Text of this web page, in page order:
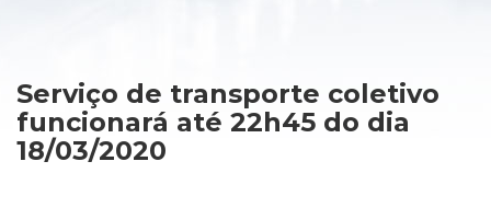
Serviço de transporte coletivo
funcionará até 22h45 do dia
18/03/2020